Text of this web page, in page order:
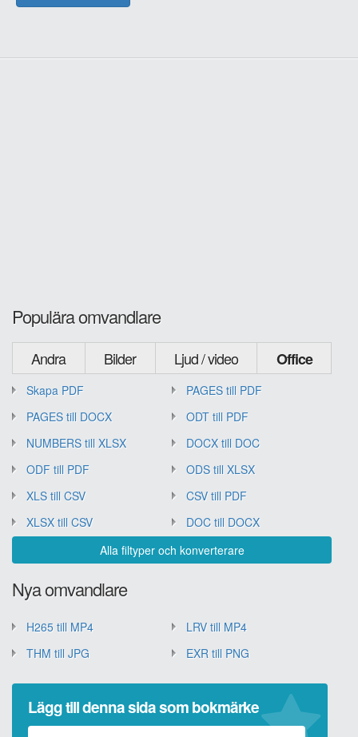
Populära omvandlare
Andra Bilder Ljud / video Office
Skapa PDF
PAGES till PDF
PAGES till DOCX
ODT till PDF
NUMBERS till XLSX
DOCX till DOC
ODF till PDF
ODS till XLSX
XLS till CSV
CSV till PDF
XLSX till CSV
DOC till DOCX
Alla filtyper och konverterare
Nya omvandlare
H265 till MP4
LRV till MP4
THM till JPG
EXR till PNG
Lägg till denna sida som bokmärke